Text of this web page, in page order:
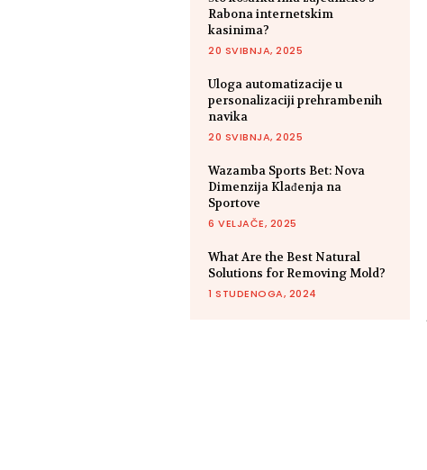
Rabona internetskim
kasinima?
20 SVIBNJA, 2025
Uloga automatizacije u
personalizaciji prehrambenih
navika
20 SVIBNJA, 2025
Wazamba Sports Bet: Nova
Dimenzija Klađenja na
Sportove
6 VELJAČE, 2025
What Are the Best Natural
Solutions for Removing Mold?
1 STUDENOGA, 2024